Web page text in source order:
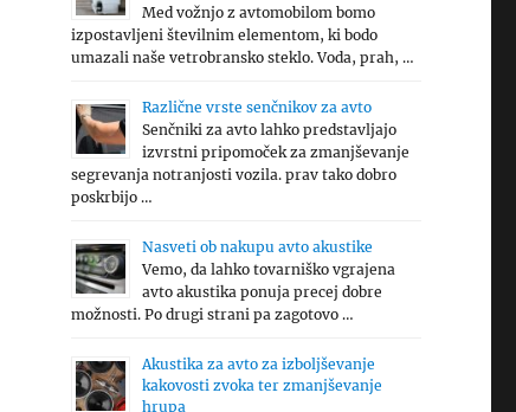
Med vožnjo z avtomobilom bomo
izpostavljeni številnim elementom, ki bodo
umazali naše vetrobransko steklo. Voda, prah, …
Različne vrste senčnikov za avto
Senčniki za avto lahko predstavljajo
izvrstni pripomoček za zmanjševanje
segrevanja notranjosti vozila. prav tako dobro
poskrbijo …
Nasveti ob nakupu avto akustike
Vemo, da lahko tovarniško vgrajena
avto akustika ponuja precej dobre
možnosti. Po drugi strani pa zagotovo …
Akustika za avto za izboljševanje
kakovosti zvoka ter zmanjševanje
hrupa